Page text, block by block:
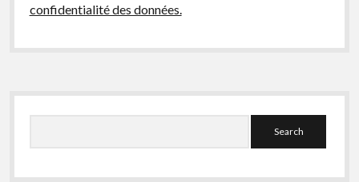
confidentialité des données.
Sidebar